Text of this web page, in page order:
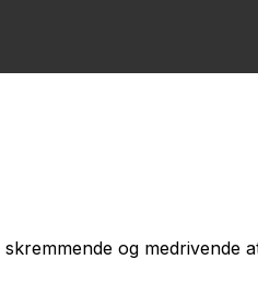
og medrivende